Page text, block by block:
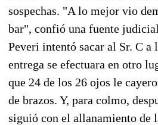
sospechas. "A lo mejor vio
bar", confió una fuente
Peveri intentó sacar al Sr. C a
entrega se efectuara en otro
que 24 de los 26 ojos le
de brazos. Y, para colmo,
siguió con el allanamiento de